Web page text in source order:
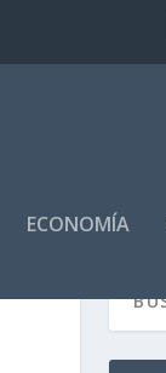
ECONOMÍA